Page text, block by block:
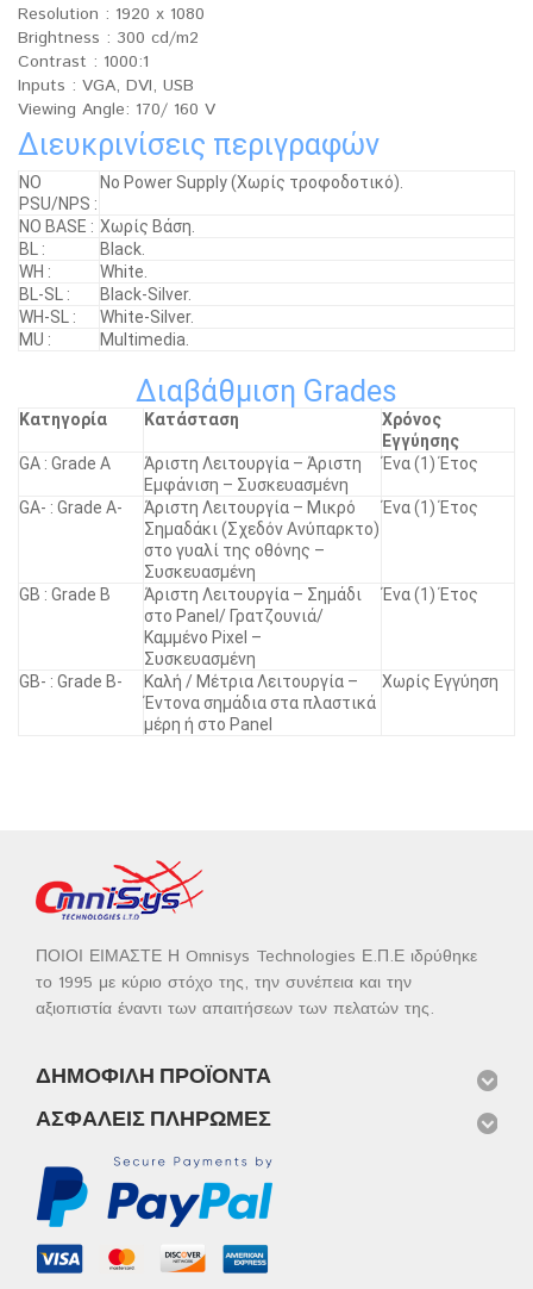
Resolution : 1920 x 1080
Brightness : 300 cd/m2
Contrast : 1000:1
Inputs : VGA, DVI, USB
Viewing Angle: 170/ 160 V
Διευκρινίσεις περιγραφών
ΝΟ
PSU/NPS :
No Power Supply (Χωρίς τροφοδοτικό).
NO BASE : Χωρίς Βάση.
BL :
Black.
WH :
White.
BL-SL :
Black-Silver.
WH-SL :
White-Silver.
MU :
Multimedia.
Διαβάθμιση Grades
Κατηγορία Κατάσταση
Χρόνος
Εγγύησης
GA : Grade A
Άριστη Λειτουργία – Άριστη
Εμφάνιση – Συσκευασμένη
Ένα (1) Έτος
GA- : Grade A-
Άριστη Λειτουργία – Μικρό
Σημαδάκι (Σχεδόν Ανύπαρκτο)
στο γυαλί της οθόνης –
Συσκευασμένη
Ένα (1) Έτος
GB : Grade B
Άριστη Λειτουργία – Σημάδι
στο Panel/ Γρατζουνιά/
Καμμένο Pixel –
Συσκευασμένη
Ένα (1) Έτος
GB- : Grade B-
Καλή / Μέτρια Λειτουργία –
Έντονα σημάδια στα πλαστικά
μέρη ή στο Panel
Χωρίς Εγγύηση
ΠΟΙΟΙ ΕΙΜΑΣΤΕ Η Omnisys Technologies Ε.Π.Ε ιδρύθηκε
το 1995 με κύριο στόχο της, την συνέπεια και την
αξιοπιστία έναντι των απαιτήσεων των πελατών της.
ΔΗΜΟΦΙΛΉ ΠΡΟΪΌΝΤΑ
ΑΣΦΑΛΕΊΣ ΠΛΗΡΩΜΈΣ